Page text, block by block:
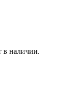
в наличии.